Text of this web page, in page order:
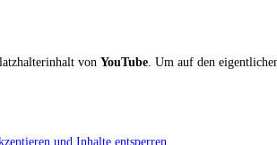
von YouTube . Um auf den
und Inhalte entsperren